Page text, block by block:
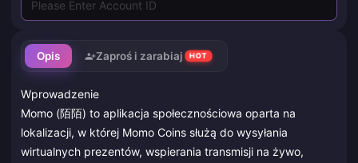
Opis Zaproś i zarabiaj HOT
Wprowadzenie
Momo (陌陌) to aplikacja społecznościowa oparta na
lokalizacji, w której Momo Coins służą do wysyłania
wirtualnych prezentów, wspierania transmisji na żywo,